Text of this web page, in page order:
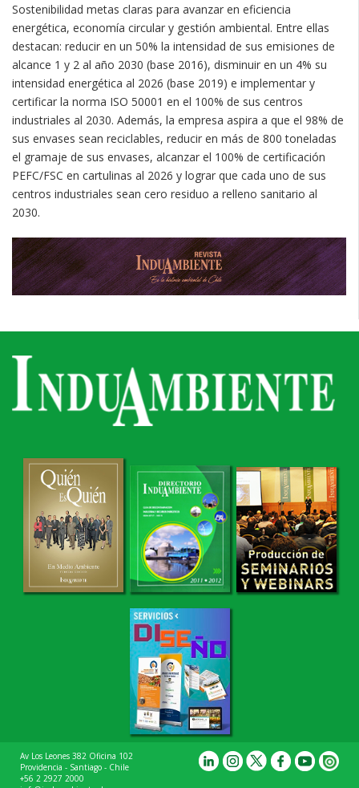
Sostenibilidad metas claras para avanzar en eficiencia
energética, economía circular y gestión ambiental. Entre ellas
destacan: reducir en un 50% la intensidad de sus emisiones de
alcance 1 y 2 al año 2030 (base 2016), disminuir en un 4% su
intensidad energética al 2026 (base 2019) e implementar y
certificar la norma ISO 50001 en el 100% de sus centros
industriales al 2030. Además, la empresa aspira a que el 98% de
sus envases sean reciclables, reducir en más de 800 toneladas
el gramaje de sus envases, alcanzar el 100% de certificación
PEFC/FSC en cartulinas al 2026 y lograr que cada uno de sus
centros industriales sean cero residuo a relleno sanitario al
2030.
Av Los Leones 382 Oficina 102
Providencia - Santiago - Chile
+56 2 2927 2000